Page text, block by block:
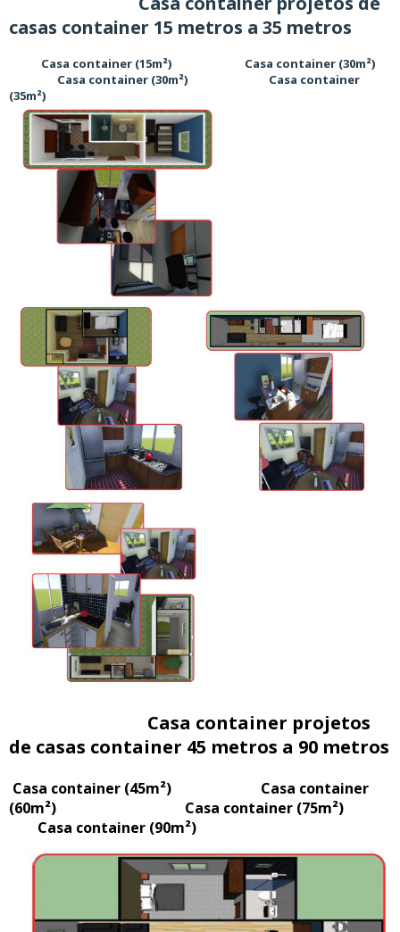
casas container 15 metros a 35 metros
Casa container (15m²) Casa container (30m²)
Casa container (30m²) Casa container
(35m²)
Casa container projetos
de casas container 45 metros a 90 metros
Casa container (45m²) Casa container
(60m²) Casa container (75m²)
Casa container (90m²)